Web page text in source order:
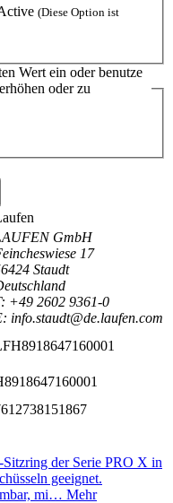
(Diese Option ist
Wert ein oder benutze
oder zu
GmbH
17
Staudt
+49 2602 9361-0
info.staudt@de.laufen.com
der Serie PRO X in
geeignet.
mi… Mehr